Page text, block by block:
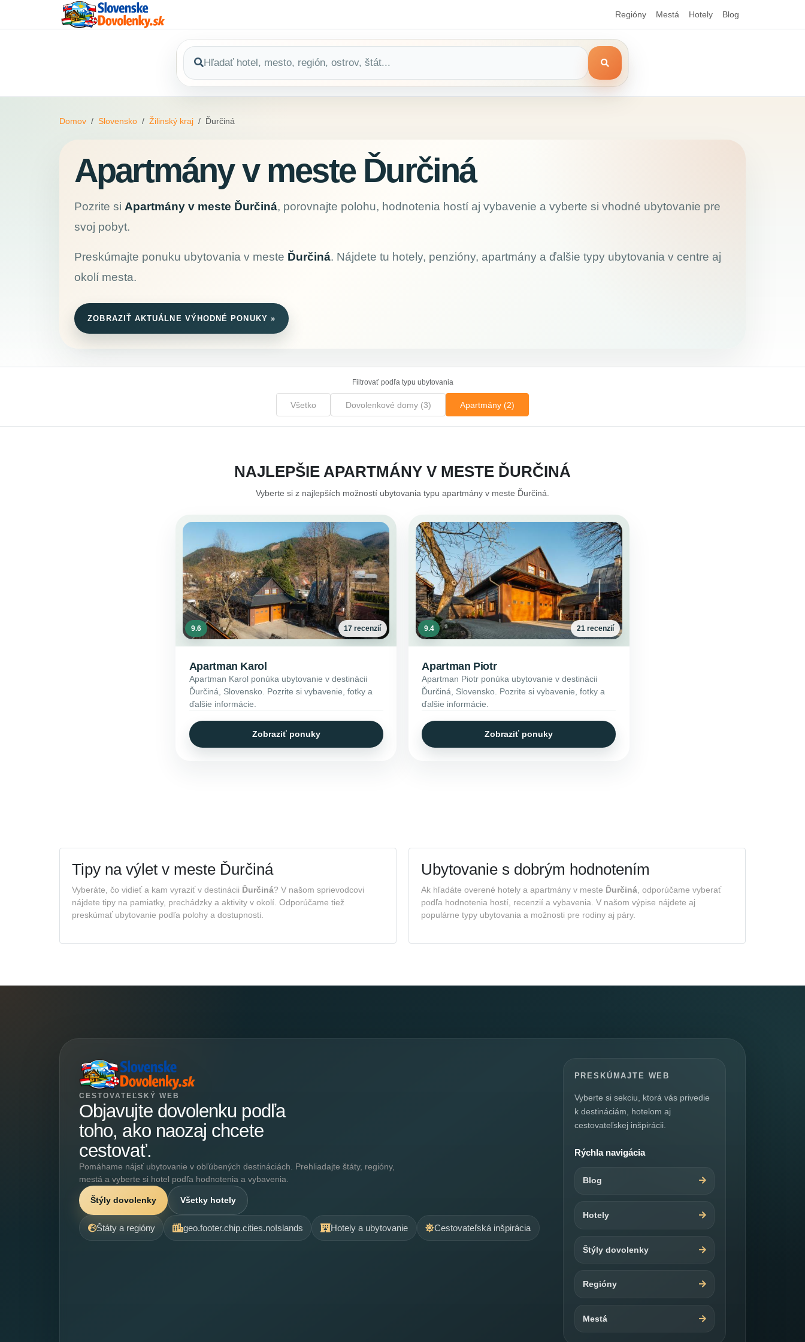
Regióny Mestá Hotely Blog
Domov Slovensko Žilinský kraj Ďurčiná
Apartmány v meste Ďurčiná
Pozrite si Apartmány v meste Ďurčiná, porovnajte polohu, hodnotenia hostí aj vybavenie a vyberte si vhodné ubytovanie pre
svoj pobyt.
Preskúmajte ponuku ubytovania v meste Ďurčiná. Nájdete tu hotely, penzióny, apartmány a ďalšie typy ubytovania v centre aj
okolí mesta.
ZOBRAZIŤ AKTUÁLNE VÝHODNÉ PONUKY »
Filtrovať podľa typu ubytovania
Všetko Dovolenkové domy (3) Apartmány (2)
NAJLEPŠIE APARTMÁNY V MESTE ĎURČINÁ
Vyberte si z najlepších možností ubytovania typu apartmány v meste Ďurčiná.
9.6 17 recenzií
Apartman Karol
Apartman Karol ponúka ubytovanie v destinácii
Ďurčiná, Slovensko. Pozrite si vybavenie, fotky a
ďalšie informácie.
Zobraziť ponuky
9.4 21 recenzií
Apartman Piotr
Apartman Piotr ponúka ubytovanie v destinácii
Ďurčiná, Slovensko. Pozrite si vybavenie, fotky a
ďalšie informácie.
Zobraziť ponuky
Tipy na výlet v meste Ďurčiná
Vyberáte, čo vidieť a kam vyraziť v destinácii Ďurčiná? V našom sprievodcovi
nájdete tipy na pamiatky, prechádzky a aktivity v okolí. Odporúčame tiež
preskúmať ubytovanie podľa polohy a dostupnosti.
Ubytovanie s dobrým hodnotením
Ak hľadáte overené hotely a apartmány v meste Ďurčiná, odporúčame vyberať
podľa hodnotenia hostí, recenzií a vybavenia. V našom výpise nájdete aj
populárne typy ubytovania a možnosti pre rodiny aj páry.
CESTOVATEĽSKÝ WEB
Objavujte dovolenku podľa
toho, ako naozaj chcete
cestovať.
Pomáhame nájsť ubytovanie v obľúbených destináciách. Prehliadajte štáty, regióny,
mestá a vyberte si hotel podľa hodnotenia a vybavenia.
Štýly dovolenky Všetky hotely
Štáty a regióny geo.footer.chip.cities.noIslands Hotely a ubytovanie Cestovateľská inšpirácia
PRESKÚMAJTE WEB
Vyberte si sekciu, ktorá vás privedie
k destináciám, hotelom aj
cestovateľskej inšpirácii.
Rýchla navigácia
Blog
Hotely
Štýly dovolenky
Regióny
Mestá